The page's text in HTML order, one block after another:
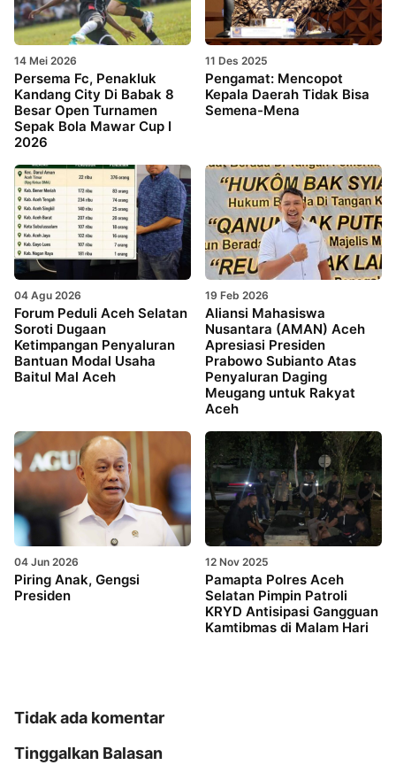
14 Mei 2026
Persema Fc, Penakluk
Kandang City Di Babak 8
Besar Open Turnamen
Sepak Bola Mawar Cup I
2026
11 Des 2025
Pengamat: Mencopot
Kepala Daerah Tidak Bisa
Semena-Mena
04 Agu 2026
Forum Peduli Aceh Selatan
Soroti Dugaan
Ketimpangan Penyaluran
Bantuan Modal Usaha
Baitul Mal Aceh
19 Feb 2026
Aliansi Mahasiswa
Nusantara (AMAN) Aceh
Apresiasi Presiden
Prabowo Subianto Atas
Penyaluran Daging
Meugang untuk Rakyat
Aceh
04 Jun 2026
Piring Anak, Gengsi
Presiden
12 Nov 2025
Pamapta Polres Aceh
Selatan Pimpin Patroli
KRYD Antisipasi Gangguan
Kamtibmas di Malam Hari
Tidak ada komentar
Tinggalkan Balasan